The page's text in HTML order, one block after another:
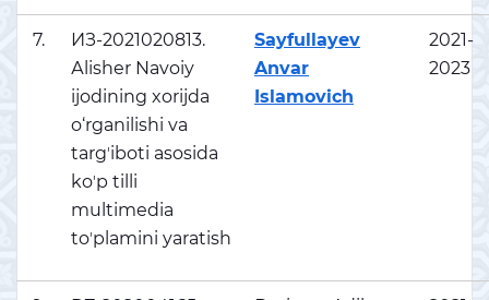
7.
ИЗ-2021020813.
Аlisher Navoiy
ijodining xorijda
o‘rganilishi va
targʼiboti asosida
koʼp tilli
multimedia
toʼplamini yaratish
Sayfullayev
Anvar
Islamovich
2021-
2023